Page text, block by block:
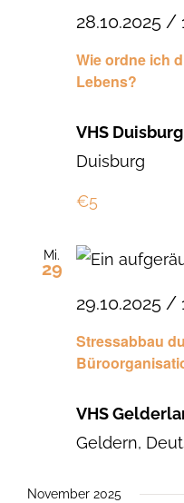
Wie ordne ich
Lebens?
28.10.2025 /
VHS Duisburg
Duisburg
€5
Mi.
29
Stressabbau
29.10.2025 /
VHS
Geldern,
November 2025